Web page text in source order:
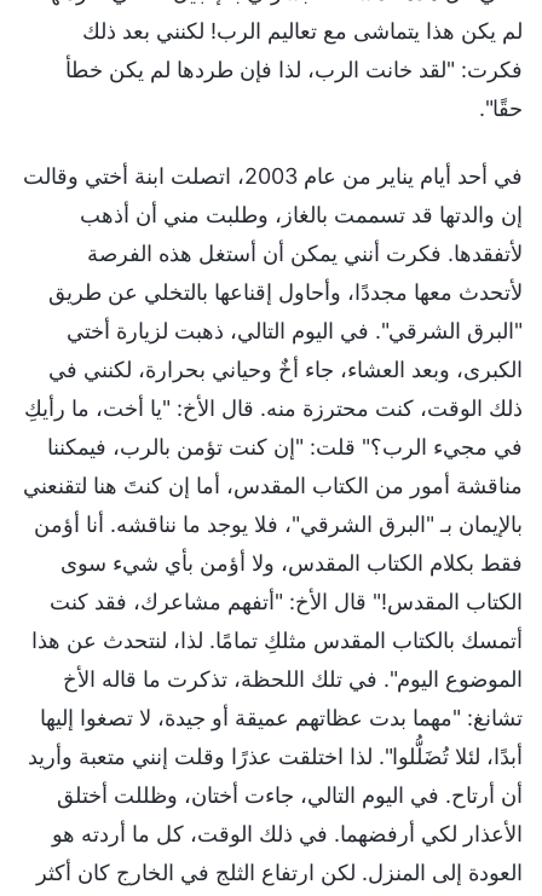
لم يكن هذا يتماشى مع تعاليم الرب! لكنني بعد ذلك
فكرت: "لقد خانت الرب، لذا فإن طردها لم يكن خطأ
حقًا".
في أحد أيام يناير من عام 2003، اتصلت ابنة أختي وقالت
إن والدتها قد تسممت بالغاز، وطلبت مني أن أذهب
لأتفقدها. فكرت أنني يمكن أن أستغل هذه الفرصة
لأتحدث معها مجددًا، وأحاول إقناعها بالتخلي عن طريق
"البرق الشرقي". في اليوم التالي، ذهبت لزيارة أختي
الكبرى، وبعد العشاء، جاء أخٌ وحياني بحرارة، لكنني في
ذلك الوقت، كنت محترزة منه. قال الأخ: "يا أخت، ما رأيكِ
في مجيء الرب؟" قلت: "إن كنت تؤمن بالرب، فيمكننا
مناقشة أمور من الكتاب المقدس، أما إن كنتَ هنا لتقنعني
بالإيمان بـ "البرق الشرقي"، فلا يوجد ما نناقشه. أنا أؤمن
فقط بكلام الكتاب المقدس، ولا أؤمن بأي شيء سوى
الكتاب المقدس!" قال الأخ: "أتفهم مشاعرك، فقد كنت
أتمسك بالكتاب المقدس مثلكِ تمامًا. لذا، لنتحدث عن هذا
الموضوع اليوم". في تلك اللحظة، تذكرت ما قاله الأخ
تشانغ: "مهما بدت عظاتهم عميقة أو جيدة، لا تصغوا إليها
أبدًا، لئلا تُضَلُّلوا". لذا اختلقت عذرًا وقلت إنني متعبة وأريد
أن أرتاح. في اليوم التالي، جاءت أختان، وظللت أختلق
الأعذار لكي أرفضهما. في ذلك الوقت، كل ما أردته هو
العودة إلى المنزل. لكن ارتفاع الثلج في الخارج كان أكثر